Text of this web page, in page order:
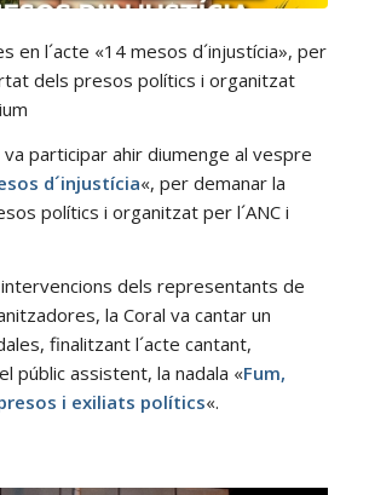
en l´acte «14 mesos d´injustícia», per
dels presos polítics i organitzat
va participar ahir diumenge al vespre
d´injustícia«, per demanar la
polítics i organitzat per l´ANC i
dels representants de
la Coral va cantar un
finalitzant l´acte cantant,
públic assistent, la nadala «Fum,
i exiliats polítics«.